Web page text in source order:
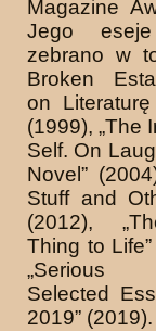
Magazine
Jego
zebrano w
Broken
on
(1999), „The
Self. On
Novel”
Stuff and
(2012),
Thing to
„Serious
Selected
2019” (2019).